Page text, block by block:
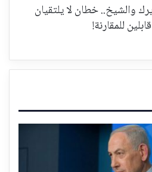
والشيخ.. خطان لا يلتقيان
للمقارنة!